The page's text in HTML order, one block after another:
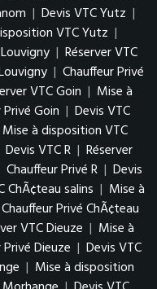
| Devis VTC Yutz |
VTC Yutz |
| Réserver VTC
| Chauffeur Privé
VTC Goin | Mise à
Goin | Devis VTC
Mise à disposition VTC
Devis VTC R | Réserver
Chauffeur Privé R | Devis
ChÃ¢teau salins | Mise à
Chauffeur Privé ChÃ¢teau
VTC Dieuze | Mise à
Dieuze | Devis VTC
| Mise à disposition